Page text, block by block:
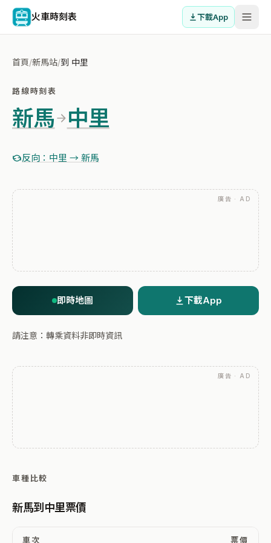
火車時刻表 下載App
首頁/新馬站/到 中里
路線時刻表
新馬 中里
反向：中里 → 新馬
廣告 · AD
即時地圖 下載App
請注意：轉乘資料非即時資訊
廣告 · AD
車種比較
新馬到中里票價
車次 票價